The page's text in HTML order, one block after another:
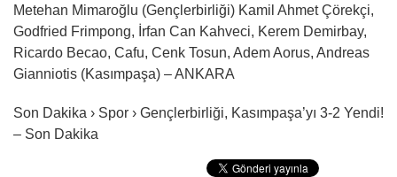
Metehan Mimaroğlu (Gençlerbirliği) Kamil Ahmet Çörekçi,
Godfried Frimpong, İrfan Can Kahveci, Kerem Demirbay,
Ricardo Becao, Cafu, Cenk Tosun, Adem Aorus, Andreas
Gianniotis (Kasımpaşa) – ANKARA
Son Dakika › Spor › Gençlerbirliği, Kasımpaşa’yı 3-2 Yendi!
– Son Dakika